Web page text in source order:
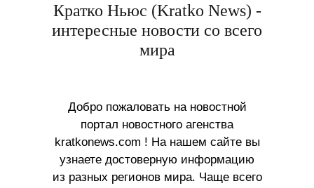
Кратко Ньюс (Kratko News) -
интересные новости со всего
мира
Добро пожаловать на новостной
портал новостного агенства
kratkonews.com ! На нашем сайте вы
узнаете достоверную информацию
из разных регионов мира. Чаще всего